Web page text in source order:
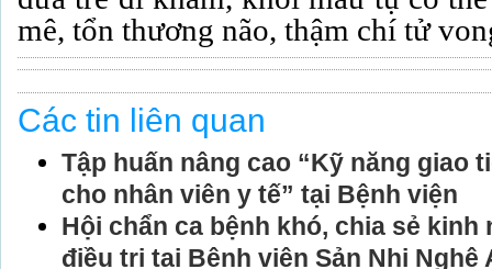
mê, tổn thương não, thậm chí tử
Các tin liên quan
Tập huấn nâng cao “Kỹ năng giao
cho nhân viên y tế” tại Bệnh viện
Hội chẩn ca bệnh khó, chia sẻ kinh
điều trị tại Bệnh viện Sản Nhi Nghệ